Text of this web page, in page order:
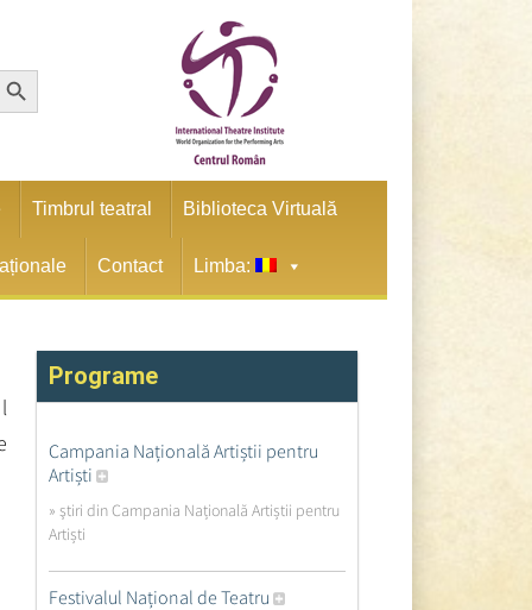
Button
Timbrul teatral Biblioteca Virtuală
Contact Limba:
Programe
Campania Națională Artiștii pentru
Artiști
» ştiri din Campania Națională Artiștii pentru
Artiști
Festivalul Național de Teatru